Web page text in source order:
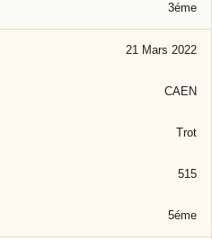
3éme
21 Mars 2022
CAEN
Trot
515
5éme